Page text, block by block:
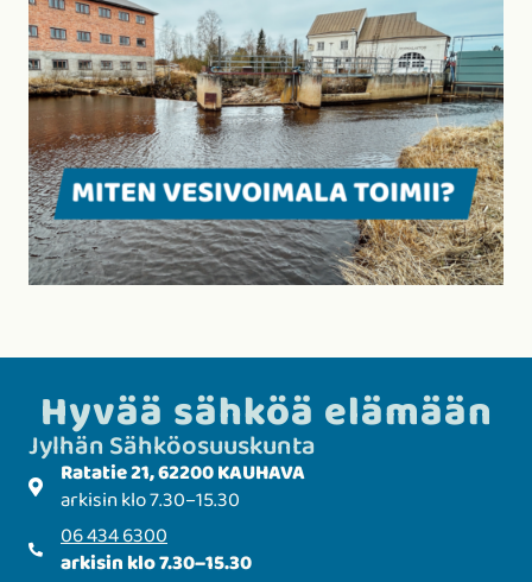
Hyvää sähköä elämään
Jylhän Sähkö­­osuuskunta
Ratatie 21, 62200 KAUHAVA
arkisin klo 7.30–15.30
06 434 6300
arkisin klo 7.30–15.30